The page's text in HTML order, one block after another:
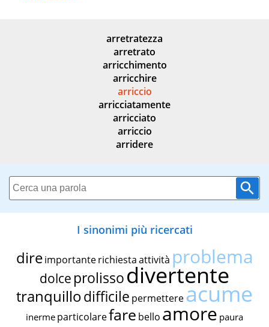
arretratezza
arretrato
arricchimento
arricchire
arriccio
arricciatamente
arricciato
arriccio
arridere
I sinonimi più ricercati
dire importante richiestaattività problema
dolce prolissodivertente
tranquillodifficile permettereacume
inerme particolarefare bello amore paura